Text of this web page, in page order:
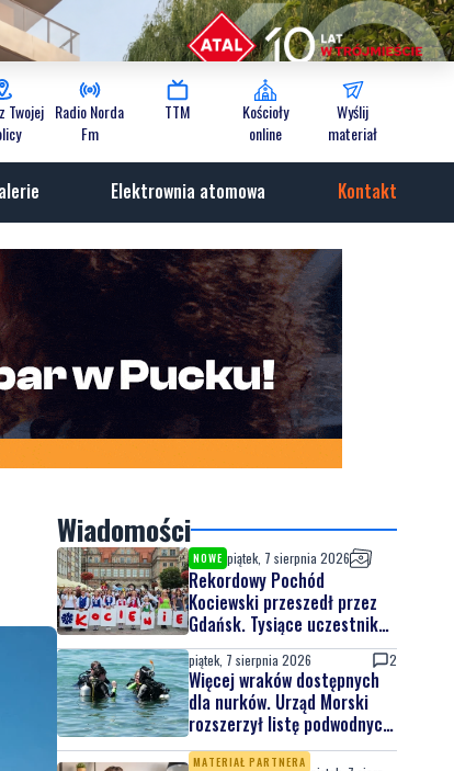
Twojej Radio Norda
Fm
TTM
Kościoły
online
Wyślij
materiał
Elektrownia atomowa Kontakt
Wiadomości
NOWE piątek, 7 sierpnia 2026
Rekordowy Pochód
Kociewski przeszedł przez
Gdańsk. Tysiące uczestników
na jubileuszowej edycji
piątek, 7 sierpnia 2026 2
Więcej wraków dostępnych
dla nurków. Urząd Morski
rozszerzył listę podwodnych
atrakcji
MATERIAŁ PARTNERA